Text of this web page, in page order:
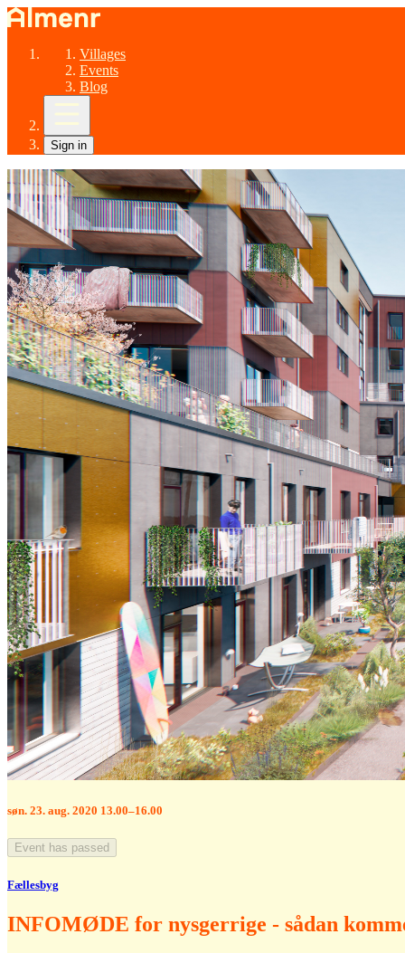
Villages
Events
Blog
Sign in
søn. 23. aug. 2020 13.00–16.00
Event has passed
Fællesbyg
INFOMØDE for nysgerrige - sådan